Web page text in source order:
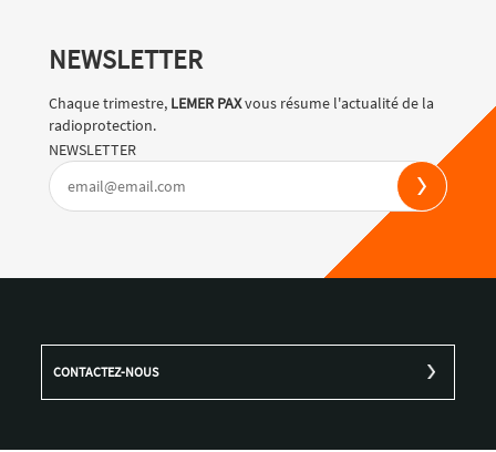
NEWSLETTER
Chaque trimestre, LEMER PAXvous résume l'actualité de la
radioprotection.
NEWSLETTER
CONTACTEZ-NOUS